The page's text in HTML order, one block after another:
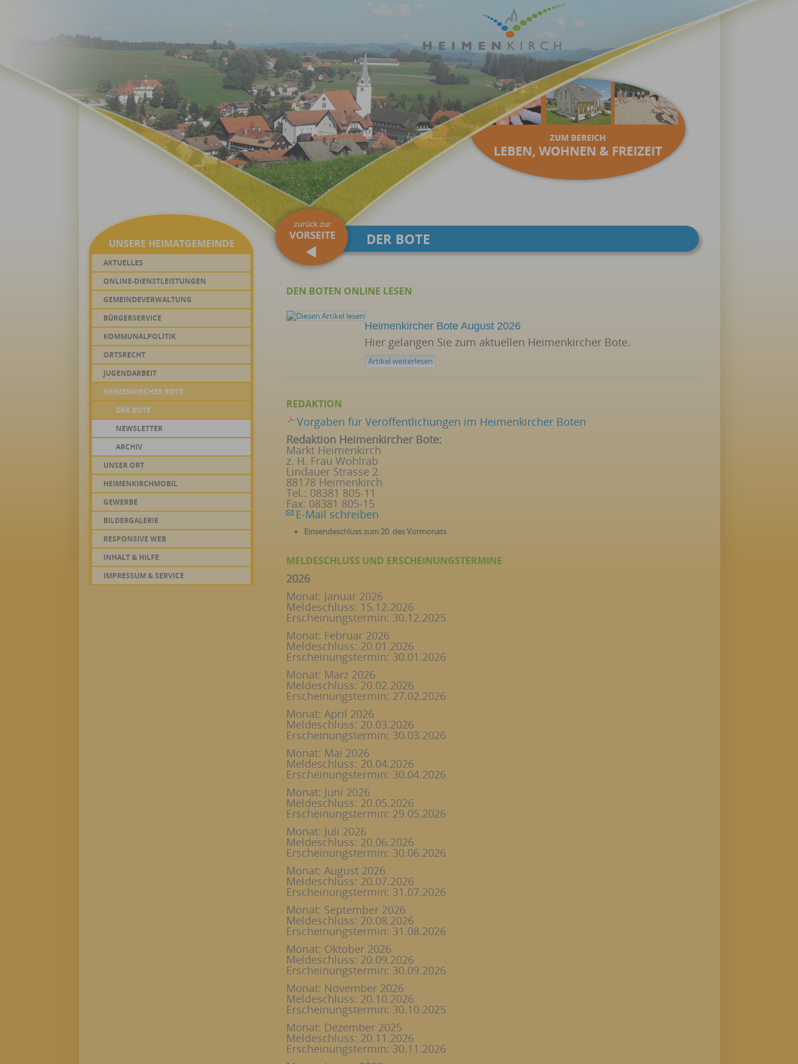
UNSERE HEIMATGEMEINDE
AKTUELLES
ONLINE-DIENSTLEISTUNGEN
GEMEINDEVERWALTUNG
BÜRGERSERVICE
KOMMUNALPOLITIK
ORTSRECHT
JUGENDARBEIT
HEIMENKIRCHER BOTE
DER BOTE
NEWSLETTER
ARCHIV
UNSER ORT
HEIMENKIRCHMOBIL
GEWERBE
BILDERGALERIE
RESPONSIVE WEB
INHALT & HILFE
IMPRESSUM & SERVICE
DER BOTE
DEN BOTEN ONLINE LESEN
Heimenkircher Bote August 2026
Hier gelangen Sie zum aktuellen Heimenkircher Bote.
Artikel weiterlesen
REDAKTION
Vorgaben für Veröffentlichungen im Heimenkircher Boten
Redaktion Heimenkircher Bote:
Markt Heimenkirch
z. H. Frau Wohlrab
Lindauer Strasse 2
88178 Heimenkirch
Tel.: 08381 805-11
Fax: 08381 805-15
E-Mail schreiben
Einsendeschluss zum 20. des Vormonats
MELDESCHLUSS UND ERSCHEINUNGSTERMINE
2026
Monat: Januar 2026
Meldeschluss: 15.12.2026
Erscheinungstermin: 30.12.2025
Monat: Februar 2026
Meldeschluss: 20.01.2026
Erscheinungstermin: 30.01.2026
Monat: März 2026
Meldeschluss: 20.02.2026
Erscheinungstermin: 27.02.2026
Monat: April 2026
Meldeschluss: 20.03.2026
Erscheinungstermin: 30.03.2026
Monat: Mai 2026
Meldeschluss: 20.04.2026
Erscheinungstermin: 30.04.2026
Monat: Juni 2026
Meldeschluss: 20.05.2026
Erscheinungstermin: 29.05.2026
Monat: Juli 2026
Meldeschluss: 20.06.2026
Erscheinungstermin: 30.06.2026
Monat: August 2026
Meldeschluss: 20.07.2026
Erscheinungstermin: 31.07.2026
Monat: September 2026
Meldeschluss: 20.08.2026
Erscheinungstermin: 31.08.2026
Monat: Oktober 2026
Meldeschluss: 20.09.2026
Erscheinungstermin: 30.09.2026
Monat: November 2026
Meldeschluss: 20.10.2026
Erscheinungstermin: 30.10.2025
Monat: Dezember 2025
Meldeschluss: 20.11.2026
Erscheinungstermin: 30.11.2026